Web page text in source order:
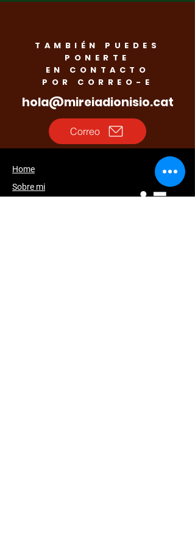
TAMBIÉN PUEDES
PONERTE
EN CONTACTO
POR CORREO-E
hola@mireiadionisio.cat
Correo
Home
Sobre mi